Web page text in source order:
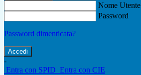
Nome Utente
Password
Password dimenticata?
-
Entra con SPID Entra con CIE